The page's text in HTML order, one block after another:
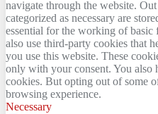
navigate through the website.
categorized as necessary are
essential for the working of
also use third-party cookies that
you use this website. These
only with your consent. You also
cookies. But opting out of some
browsing experience.
Necessary